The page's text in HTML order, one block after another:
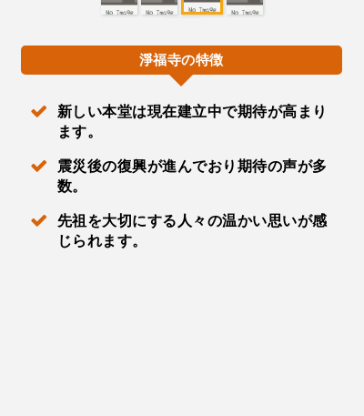
淨福寺の特徴
新しい本堂は現在建立中で期待が高まり
ます。
震災後の復興が進んでおり期待の声が多
数。
先祖を大切にする人々の温かい思いが感
じられます。